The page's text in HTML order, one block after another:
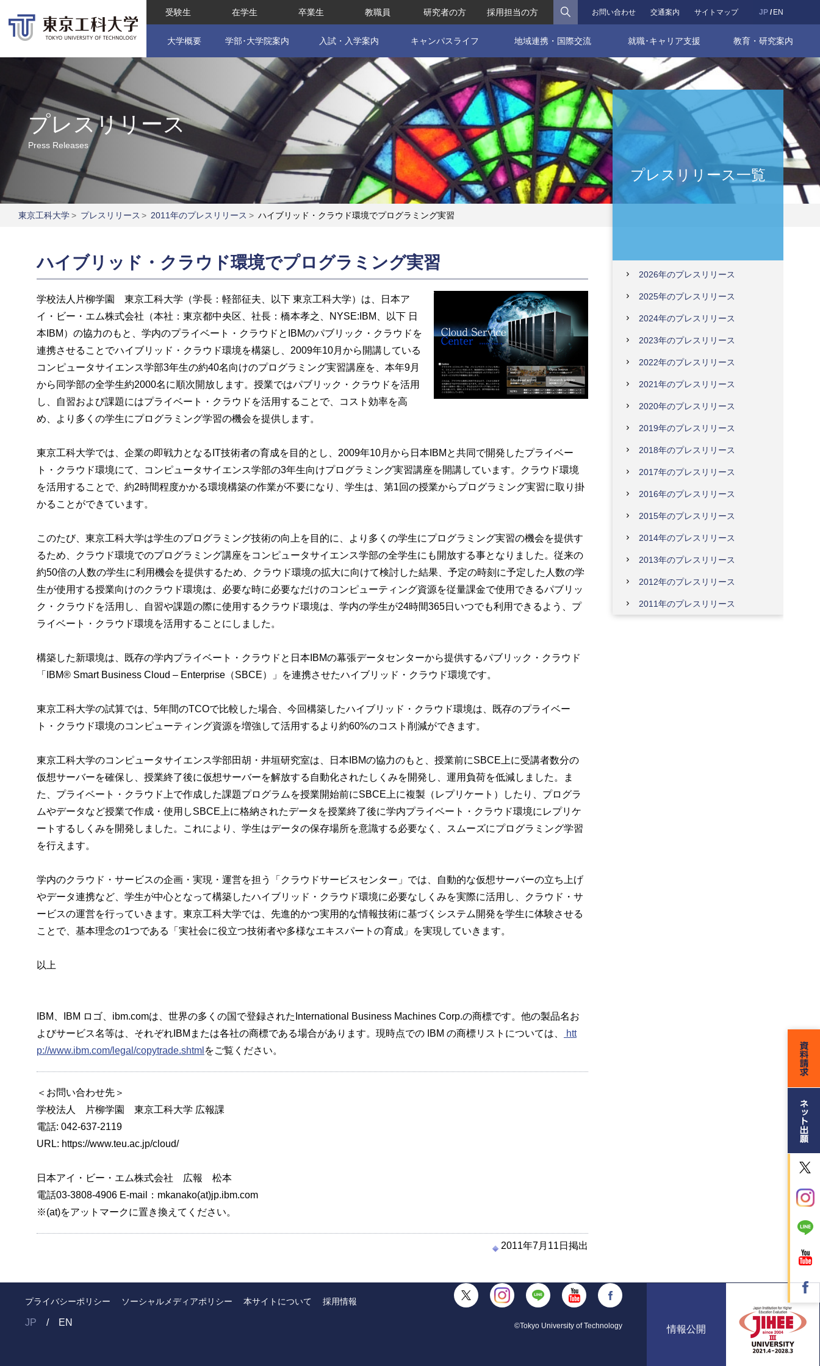
JP EN
お問い合わせ 交通案内 サイトマップ
受験生 在学生 卒業生 教職員 研究者の方 採用担当の方 検索
大学概要 学部･大学院案内 入試・入学案内 キャンパスライフ 地域連携・国際交流 就職･キャリア支援 教育・研究案内
プレスリリース
Press Releases
東京工科大学> プレスリリース > 2011年のプレスリリース > ハイブリッド・クラウド環境でプログラミング実習
ハイブリッド・クラウド環境でプログラミング実習
学校法人片柳学園 東京工科大学（学長：軽部征夫、以下 東京工科大学）は、日本ア
イ・ビー・エム株式会社（本社：東京都中央区、社長：橋本孝之、NYSE:IBM、以下 日
本IBM）の協力のもと、学内のプライベート・クラウドとIBMのパブリック・クラウドを
連携させることでハイブリッド・クラウド環境を構築し、2009年10月から開講している
コンピュータサイエンス学部3年生の約40名向けのプログラミング実習講座を、本年9月
から同学部の全学生約2000名に順次開放します。授業ではパブリック・クラウドを活用
し、自習および課題にはプライベート・クラウドを活用することで、コスト効率を高
め、より多くの学生にプログラミング学習の機会を提供します。
東京工科大学では、企業の即戦力となるIT技術者の育成を目的とし、2009年10月から日本IBMと共同で開発したプライベー
ト・クラウド環境にて、コンピュータサイエンス学部の3年生向けプログラミング実習講座を開講しています。クラウド環境
を活用することで、約2時間程度かかる環境構築の作業が不要になり、学生は、第1回の授業からプログラミング実習に取り掛
かることができています。
このたび、東京工科大学は学生のプログラミング技術の向上を目的に、より多くの学生にプログラミング実習の機会を提供す
るため、クラウド環境でのプログラミング講座をコンピュータサイエンス学部の全学生にも開放する事となりました。従来の
約50倍の人数の学生に利用機会を提供するため、クラウド環境の拡大に向けて検討した結果、予定の時刻に予定した人数の学
生が使用する授業向けのクラウド環境は、必要な時に必要なだけのコンピューティング資源を従量課金で使用できるパブリッ
ク・クラウドを活用し、自習や課題の際に使用するクラウド環境は、学内の学生が24時間365日いつでも利用できるよう、プ
ライベート・クラウド環境を活用することにしました。
構築した新環境は、既存の学内プライベート・クラウドと日本IBMの幕張データセンターから提供するパブリック・クラウド
「IBM® Smart Business Cloud – Enterprise（SBCE）」を連携させたハイブリッド・クラウド環境です。
東京工科大学の試算では、5年間のTCOで比較した場合、今回構築したハイブリッド・クラウド環境は、既存のプライベー
ト・クラウド環境のコンピューティング資源を増強して活用するより約60%のコスト削減ができます。
東京工科大学のコンピュータサイエンス学部田胡・井垣研究室は、日本IBMの協力のもと、授業前にSBCE上に受講者数分の
仮想サーバーを確保し、授業終了後に仮想サーバーを解放する自動化されたしくみを開発し、運用負荷を低減しました。ま
た、プライベート・クラウド上で作成した課題プログラムを授業開始前にSBCE上に複製（レプリケート）したり、プログラ
ムやデータなど授業で作成・使用しSBCE上に格納されたデータを授業終了後に学内プライベート・クラウド環境にレプリケ
ートするしくみを開発しました。これにより、学生はデータの保存場所を意識する必要なく、スムーズにプログラミング学習
を行えます。
学内のクラウド・サービスの企画・実現・運営を担う「クラウドサービスセンター」では、自動的な仮想サーバーの立ち上げ
やデータ連携など、学生が中心となって構築したハイブリッド・クラウド環境に必要なしくみを実際に活用し、クラウド・サ
ービスの運営を行っていきます。東京工科大学では、先進的かつ実用的な情報技術に基づくシステム開発を学生に体験させる
ことで、基本理念の1つである「実社会に役立つ技術者や多様なエキスパートの育成」を実現していきます。
以上
IBM、IBM ロゴ、ibm.comは、世界の多くの国で登録されたInternational Business Machines Corp.の商標です。他の製品名お
よびサービス名等は、それぞれIBMまたは各社の商標である場合があります。現時点での IBM の商標リストについては、
htt
p://www.ibm.com/legal/copytrade.shtml をご覧ください。
＜お問い合わせ先＞
学校法人 片柳学園 東京工科大学 広報課
電話: 042-637-2119
URL: https://www.teu.ac.jp/cloud/
日本アイ・ビー・エム株式会社 広報 松本
電話03-3808-4906 E-mail：mkanako(at)jp.ibm.com
※(at)をアットマークに置き換えてください。
2011年7月11日掲出
プレスリリース一覧
2026年のプレスリリース
2025年のプレスリリース
2024年のプレスリリース
2023年のプレスリリース
2022年のプレスリリース
2021年のプレスリリース
2020年のプレスリリース
2019年のプレスリリース
2018年のプレスリリース
2017年のプレスリリース
2016年のプレスリリース
2015年のプレスリリース
2014年のプレスリリース
2013年のプレスリリース
2012年のプレスリリース
2011年のプレスリリース
情報公開
プライバシーポリシー ソーシャルメディアポリシー 本サイトについて 採用情報
JP EN ©Tokyo University of Technology